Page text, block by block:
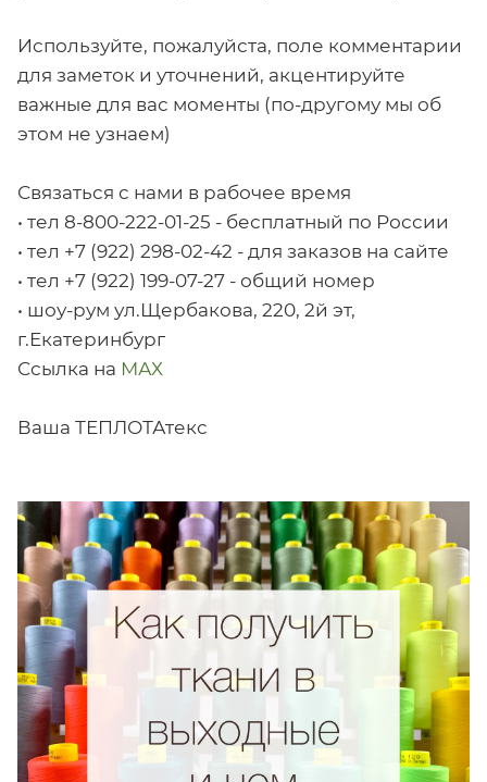
Используйте, пожалуйста, поле комментарии
для заметок и уточнений, акцентируйте
важные для вас моменты (по-другому мы об
этом не узнаем)
Связаться с нами в рабочее время
• тел 8-800-222-01-25 - бесплатный по России
• тел +7 (922) 298-02-42 - для заказов на сайте
• тел +7 (922) 199-07-27 - общий номер
• шоу-рум ул.Щербакова, 220, 2й эт,
г.Екатеринбург
Ссылка на МАХ
Ваша ТЕПЛОТАтекс